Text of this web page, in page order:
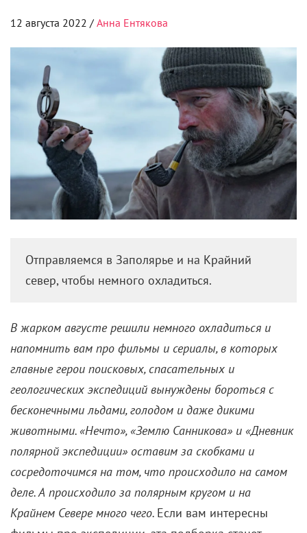
10 фильмов и сериалов про
реальные полярные
экспедиции
12 августа 2022 / Анна Ентякова